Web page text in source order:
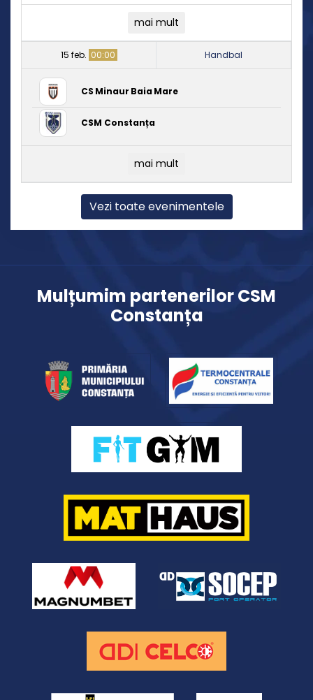
mai mult
15 feb. 00:00 Handbal
CS Minaur Baia Mare
CSM Constanța
mai mult
Vezi toate evenimentele
Mulțumim partenerilor CSM
Constanța